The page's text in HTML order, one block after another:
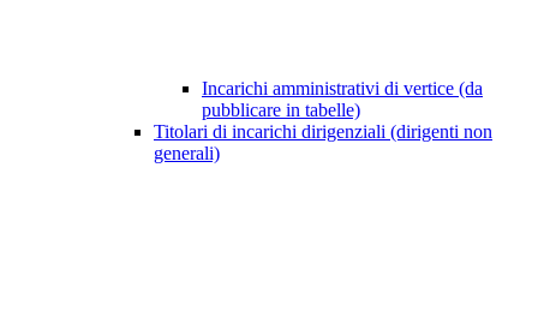
Incarichi amministrativi di vertice (da
pubblicare in tabelle)
Titolari di incarichi dirigenziali (dirigenti non
generali)